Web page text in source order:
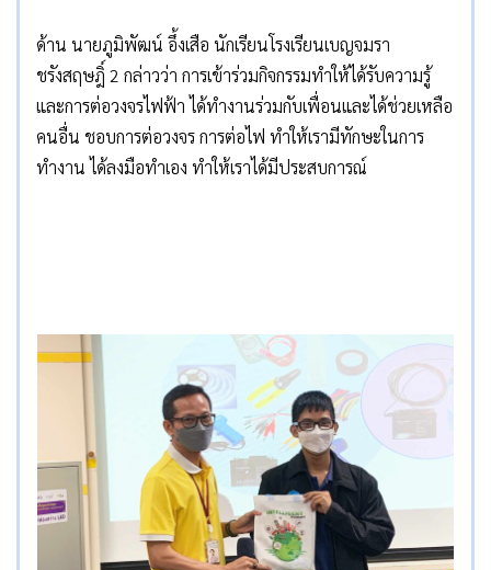
ด้าน นายภูมิพัฒน์ อึ้งเสือ นักเรียนโรงเรียนเบญจมรา
ชรังสฤษฎิ์ 2 กล่าวว่า การเข้าร่วมกิจกรรมทำให้ได้รับความรู้
และการต่อวงจรไฟฟ้า ได้ทำงานร่วมกับเพื่อนและได้ช่วยเหลือ
คนอื่น ชอบการต่อวงจร การต่อไฟ ทำให้เรามีทักษะในการ
ทำงาน ได้ลงมือทำเอง ทำให้เราได้มีประสบการณ์